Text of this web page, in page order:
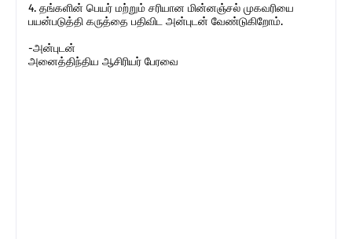
4. தங்களின் பெயர் மற்றும் சரியான மின்னஞ்சல் முகவரியை
பயன்படுத்தி கருத்தை பதிவிட அன்புடன் வேண்டுகிறோம்.
-அன்புடன்
அனைத்திந்திய ஆசிரியர் பேரவை